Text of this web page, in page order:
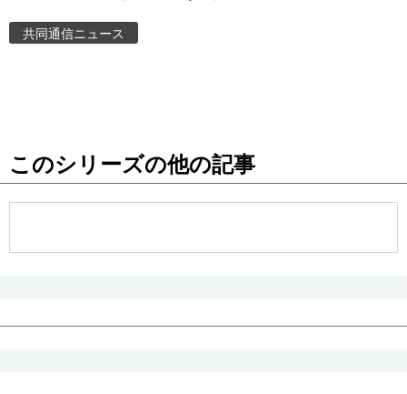
People
共同通信ニュース
このシリーズの他の記事